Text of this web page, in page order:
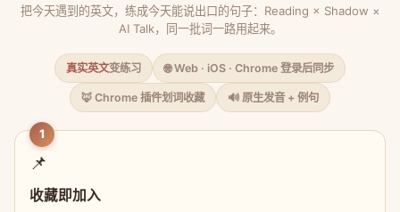
把今天遇到的英文，练成今天能说出口的句子：Reading × Shadow ×
AI Talk，同一批词一路用起来。
真实英文变练习 🌐 Web · iOS · Chrome 登录后同步
🦊 Chrome 插件划词收藏 🔊 原生发音 + 例句
1
📌
收藏即加入